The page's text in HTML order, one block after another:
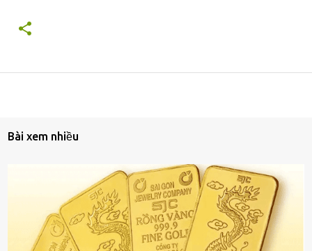
Bài xem nhiều